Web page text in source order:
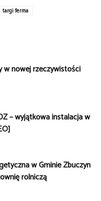
targi ferma
w nowej rzeczywistości
– wyjątkowa instalacja w
w Gminie Zbuczyn
rolniczą